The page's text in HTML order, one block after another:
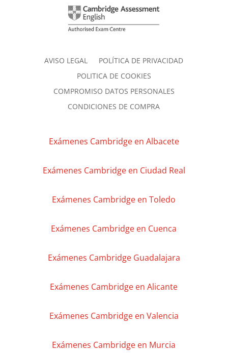
AVISO LEGAL
POLÍTICA DE PRIVACIDAD
POLITICA DE COOKIES
COMPROMISO DATOS PERSONALES
CONDICIONES DE COMPRA
Exámenes Cambridge en Albacete
Exámenes Cambridge en Ciudad Real
Exámenes Cambridge en Toledo
Exámenes Cambridge en Cuenca
Exámenes Cambridge Guadalajara
Exámenes Cambridge en Alicante
Exámenes Cambridge en Valencia
Exámenes Cambridge en Murcia